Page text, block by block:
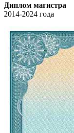
Диплом магистра
2014-2024 года